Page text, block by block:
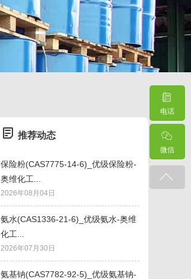
推荐动态
保险粉(CAS7775-14-6)_优级保险粉-
奥维化工...
2026年08月04日
氨水(CAS1336-21-6)_优级氨水-奥维
化工...
2026年07月30日
氨基钠(CAS7782-92-5)_优级氨基钠-
电话
微信